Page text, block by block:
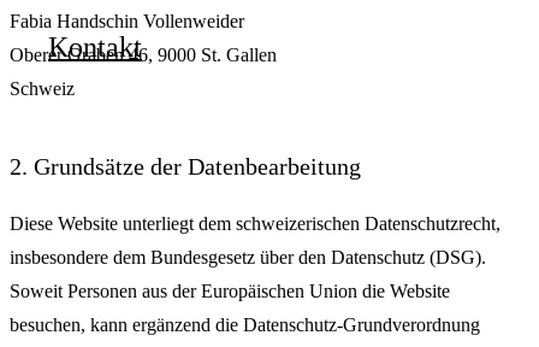
Kontakt
Fabia Handschin Vollenweider
Oberer Graben 46, 9000 St. Gallen
Schweiz
2. Grundsätze der Datenbearbeitung
Diese Website unterliegt dem schweizerischen Datenschutzrecht,
insbesondere dem Bundesgesetz über den Datenschutz (DSG).
Soweit Personen aus der Europäischen Union die Website
besuchen, kann ergänzend die Datenschutz-Grundverordnung